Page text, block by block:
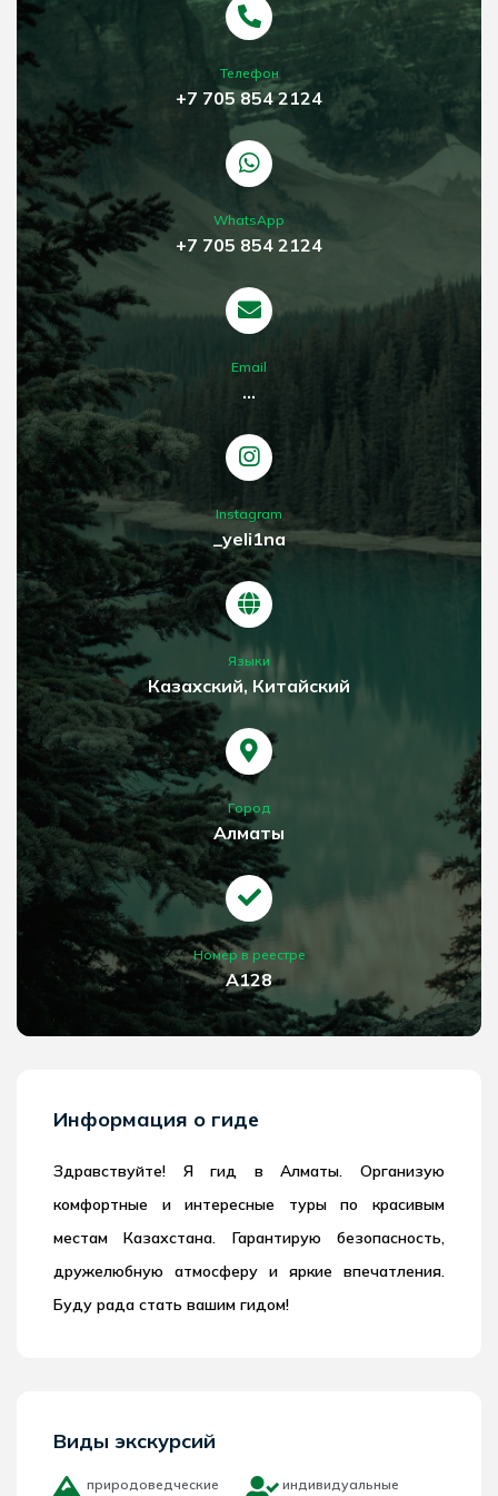
Телефон
+7 705 854 2124
WhatsApp
+7 705 854 2124
Email
...
Instagram
_yeli1na
Языки
Казахский, Китайский
Город
Алматы
Номер в реестре
А128
Информация о гиде
Здравствуйте! Я гид в Алматы. Организую
комфортные и интересные туры по красивым
местам Казахстана. Гарантирую безопасность,
дружелюбную атмосферу и яркие впечатления.
Буду рада стать вашим гидом!
Виды экскурсий
природоведческие индивидуальные